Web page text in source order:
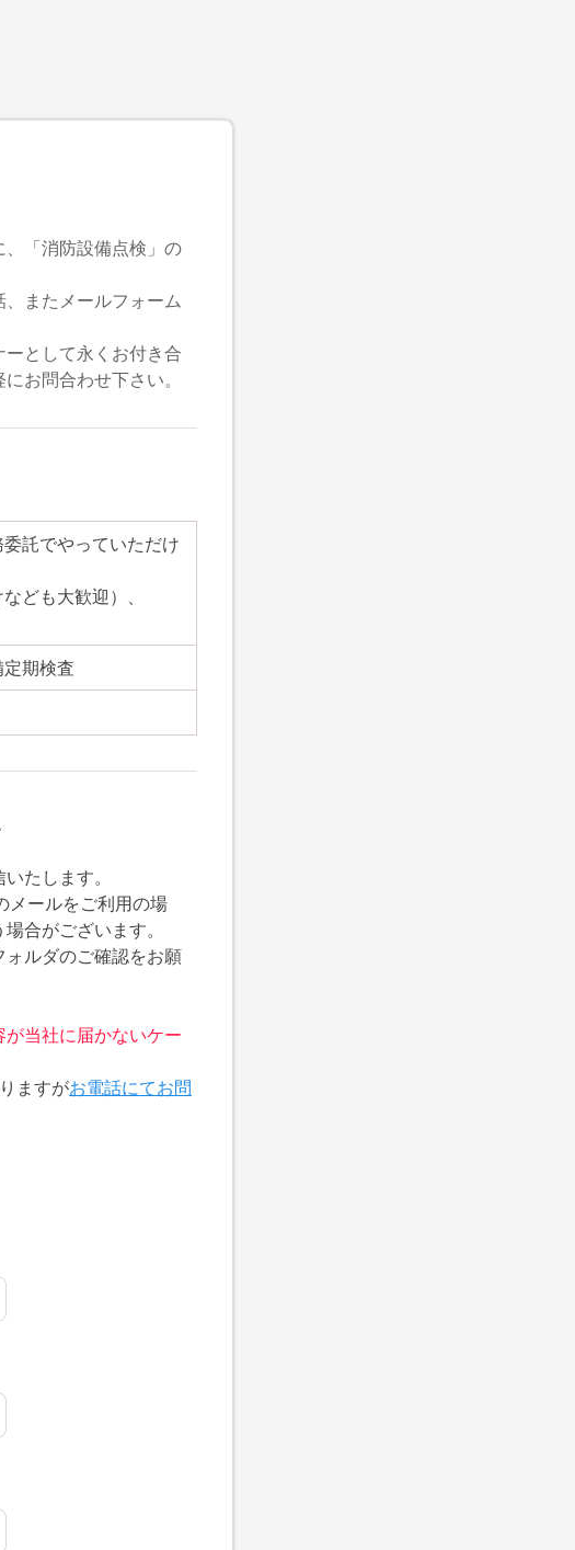
「消防設備点検」の
またメールフォーム
として永くお付き合
お問合わせ下さい。
託でやっていただけ
ども大歓迎）、
期検査
たします。
メールをご利用の場
合がございます。
ルダのご確認をお願
当社に届かないケー
ますがお電話にてお問